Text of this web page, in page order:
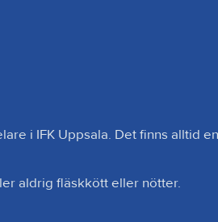
i IFK Uppsala. Det finns alltid
aldrig fläskkött eller nötter.